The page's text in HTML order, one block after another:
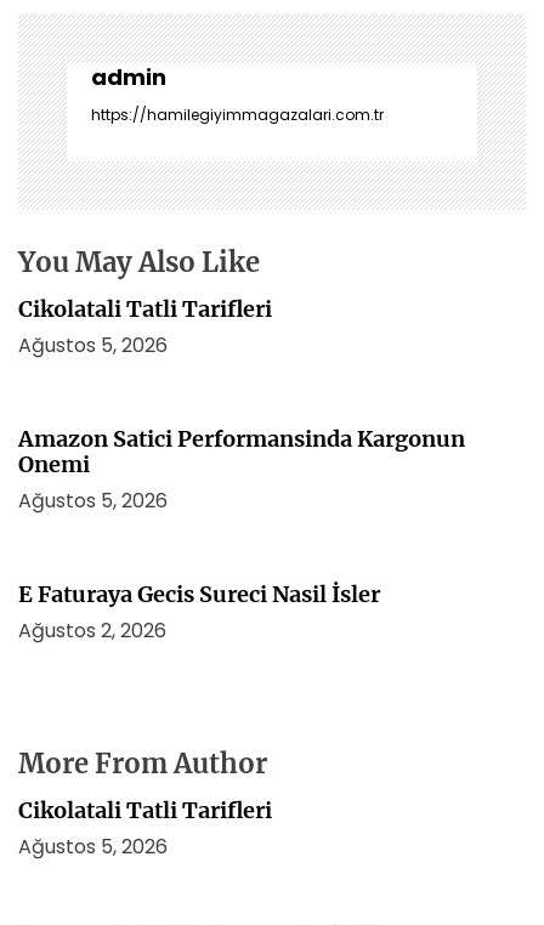
ı
g
e
z
i
n
m
s
i
admin
https://hamilegiyimmagazalari.com.tr
You May Also Like
Cikolatali Tatli Tarifleri
Ağustos 5, 2026
Amazon Satici Performansinda Kargonun
Onemi
Ağustos 5, 2026
E Faturaya Gecis Sureci Nasil İsler
Ağustos 2, 2026
More From Author
Cikolatali Tatli Tarifleri
Ağustos 5, 2026